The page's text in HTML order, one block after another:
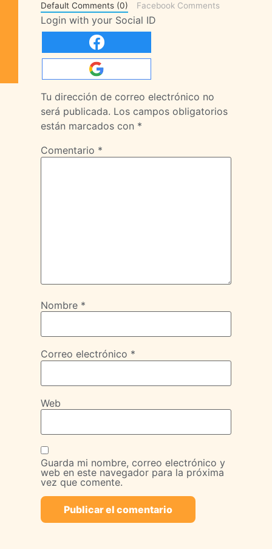
Default Comments (0) Facebook Comments
Login with your Social ID
Tu dirección de correo electrónico no
será publicada. Los campos obligatorios
están marcados con *
Comentario *
Nombre *
Correo electrónico *
Web
Guarda mi nombre, correo electrónico y
web en este navegador para la próxima
vez que comente.